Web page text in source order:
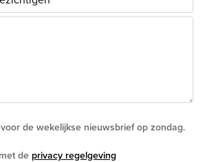
de wekelijkse nieuwsbrief op zondag.
de privacy regelgeving